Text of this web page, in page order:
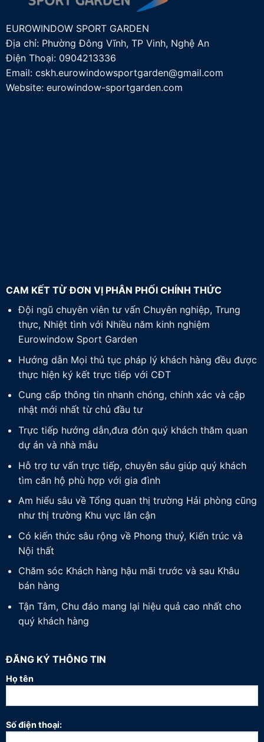
EUROWINDOW SPORT GARDEN
Địa chỉ: Phường Đông Vĩnh, TP Vinh, Nghệ An
Điện Thoại: 0904213336
Email: cskh.eurowindowsportgarden@gmail.com
Website: eurowindow-sportgarden.com
CAM KẾT TỪ ĐƠN VỊ PHÂN PHỐI CHÍNH THỨC
Đội ngũ chuyên viên tư vấn Chuyên nghiệp, Trung
thực, Nhiệt tình với Nhiều năm kinh nghiệm
Eurowindow Sport Garden
Hướng dẫn Mọi thủ tục pháp lý khách hàng đều được
thực hiện ký kết trực tiếp với CĐT
Cung cấp thông tin nhanh chóng, chính xác và cập
nhật mới nhất từ chủ đầu tư
Trực tiếp hướng dẫn,đưa đón quý khách thăm quan
dự án và nhà mẫu
Hỗ trợ tư vấn trực tiếp, chuyên sâu giúp quý khách
tìm căn hộ phù hợp với gia đình
Am hiểu sâu về Tổng quan thị trường Hải phòng cũng
như thị trường Khu vực lân cận
Có kiến thức sâu rộng về Phong thuỷ, Kiến trúc và
Nội thất
Chăm sóc Khách hàng hậu mãi trước và sau Khâu
bán hàng
Tận Tâm, Chu đáo mang lại hiệu quả cao nhất cho
quý khách hàng
ĐĂNG KÝ THÔNG TIN
Họ tên
Số điện thoại: